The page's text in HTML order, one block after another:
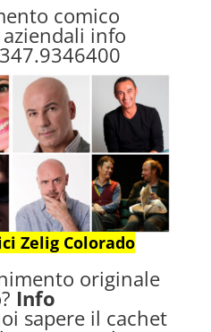
comico
info
Zelig Colorado
originale
Info
sapere il cachet